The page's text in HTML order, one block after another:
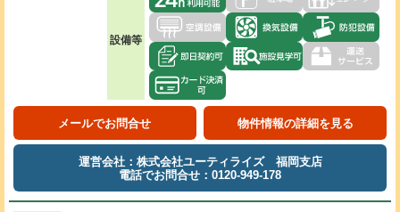
設備等
メールでお問合せ 物件情報の詳細を見る
運営会社：株式会社ユーティライズ 福岡支店
電話でお問合せ：0120-949-178